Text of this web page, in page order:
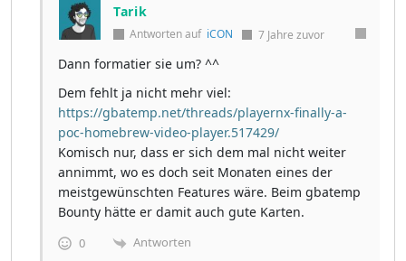
Tarik
Antworten auf iCON 7 Jahre zuvor
Dann formatier sie um? ^^
Dem fehlt ja nicht mehr viel:
https://gbatemp.net/threads/playernx-finally-a-
poc-homebrew-video-player.517429/
Komisch nur, dass er sich dem mal nicht weiter
annimmt, wo es doch seit Monaten eines der
meistgewünschten Features wäre. Beim gbatemp
Bounty hätte er damit auch gute Karten.
0 Antworten